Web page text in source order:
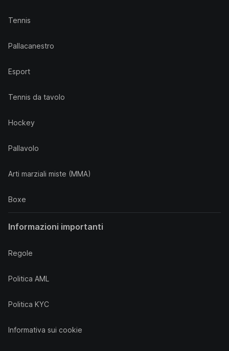
Tennis
Pallacanestro
Esport
Tennis da tavolo
Hockey
Pallavolo
Arti marziali miste (MMA)
Boxe
Informazioni importanti
Regole
Politica AML
Politica KYC
Informativa sui cookie